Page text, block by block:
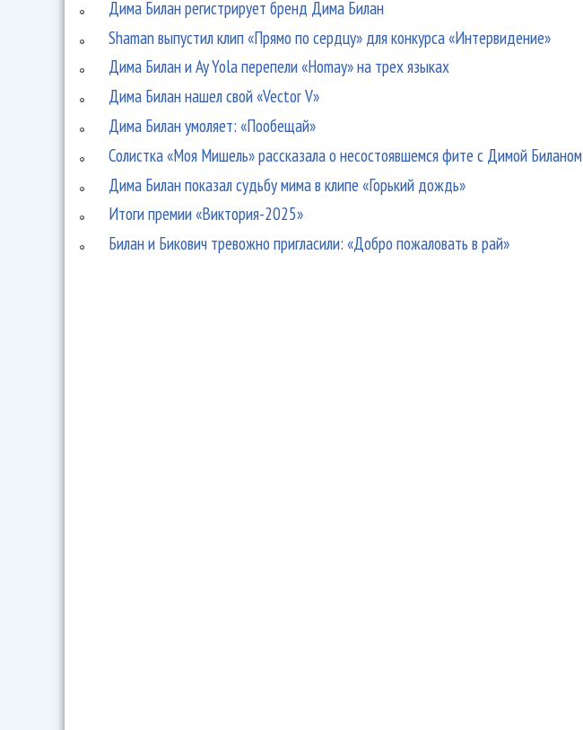
Дима Билан регистрирует бренд Дима Билан
Shaman выпустил клип «Прямо по сердцу» для конкурса «Интервидение»
Дима Билан и Ay Yola перепели «Homay» на трех языках
Дима Билан нашел свой «Vector V»
Дима Билан умоляет: «Пообещай»
Солистка «Моя Мишель» рассказала о несостоявшемся фите с Димой Биланом
Дима Билан показал судьбу мима в клипе «Горький дождь»
Итоги премии «Виктория-2025»
Билан и Бикович тревожно пригласили: «Добро пожаловать в рай»